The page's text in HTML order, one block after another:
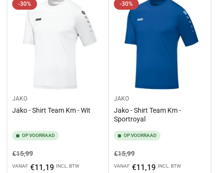
-30%
JAKO
Jako - Shirt Team Km - Wit
OP VOORRAAD
Normale
prijs
€15,99Aanbiedingsprijs
VANAF €11,19 INCL. BTW
-30%
JAKO
Jako - Shirt Team Km -
Sportroyal
OP VOORRAAD
Normale
prijs
€15,99Aanbiedingsprijs
VANAF €11,19 INCL. BTW